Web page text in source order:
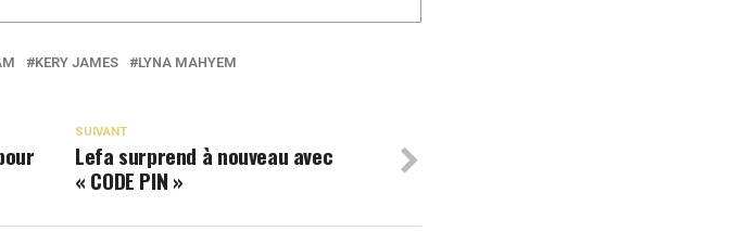
KERY JAMES
LYNA MAHYEM
SUIVANT
Lefa surprend à nouveau avec
« CODE PIN »